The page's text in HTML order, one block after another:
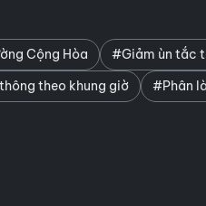
Cộng Hòa
#Giảm ùn tắc
theo khung giờ #Phân